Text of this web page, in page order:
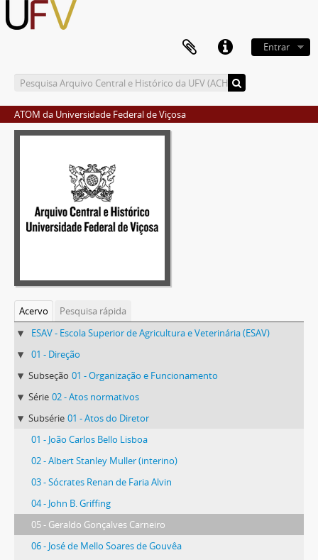
Entrar
ATOM da Universidade Federal de Viçosa
Acervo
Pesquisa rápida
ESAV - Escola Superior de Agricultura e Veterinária (ESAV)
01 - Direção
Subseção 01 - Organização e Funcionamento
Série 02 - Atos normativos
Subsérie 01 - Atos do Diretor
01 - João Carlos Bello Lisboa
02 - Albert Stanley Muller (interino)
03 - Sócrates Renan de Faria Alvin
04 - John B. Griffing
05 - Geraldo Gonçalves Carneiro
06 - José de Mello Soares de Gouvêa